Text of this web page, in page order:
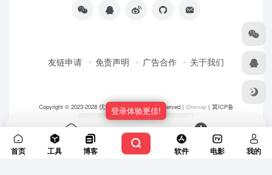
友链申请 免责声明 广告合作 关于我们
Copyright © 2023-2028 优渥导航网- All rights reserved | Sitemap| 冀ICP备
20003336号-5|冀公网安备 13108202000971
OneNav强力驱动
首页 工具 博客 软件 电影 我的
登录体验更佳!